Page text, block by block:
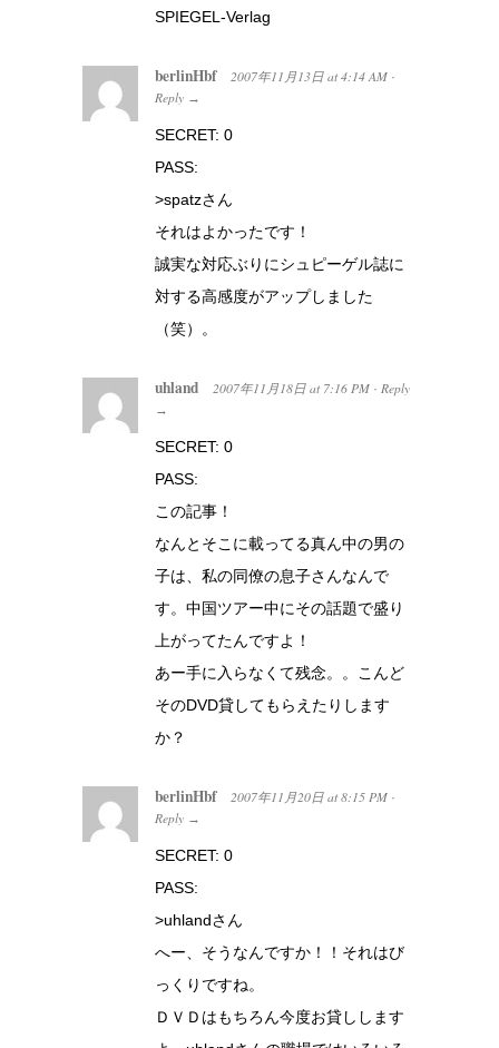
SPIEGEL-Verlag
berlinHbf 2007年11月13日 at 4:14 AM ·
Reply →
SECRET: 0
PASS:
>spatzさん
それはよかったです！
誠実な対応ぶりにシュピーゲル誌に
対する高感度がアップしました
（笑）。
uhland 2007年11月18日 at 7:16 PM · Reply
→
SECRET: 0
PASS:
この記事！
なんとそこに載ってる真ん中の男の
子は、私の同僚の息子さんなんで
す。中国ツアー中にその話題で盛り
上がってたんですよ！
あー手に入らなくて残念。。こんど
そのDVD貸してもらえたりします
か？
berlinHbf 2007年11月20日 at 8:15 PM ·
Reply →
SECRET: 0
PASS:
>uhlandさん
へー、そうなんですか！！それはび
っくりですね。
ＤＶＤはもちろん今度お貸しします